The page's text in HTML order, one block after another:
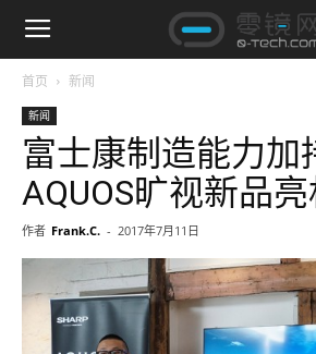
首页 新闻
新闻
富士康制造能力加
AQUOS旷视新品亮
作者 Frank.C. - 2017年7月11日